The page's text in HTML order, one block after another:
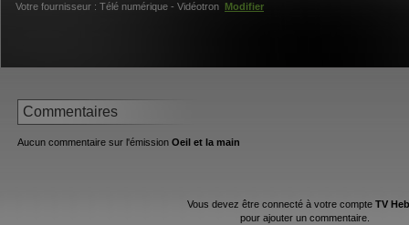
Votre fournisseur : Télé numérique - Vidéotron Modifier
Commentaires
Aucun commentaire sur l'émission Oeil et la main
Vous devez être connecté à votre compte TV
pour ajouter un commentaire.